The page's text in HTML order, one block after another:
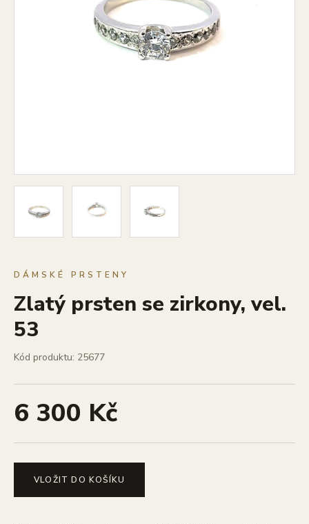
DÁMSKÉ PRSTENY
Zlatý prsten se zirkony, vel.
53
Kód produktu: 25677
6 300 Kč
VLOŽIT DO KOŠÍKU